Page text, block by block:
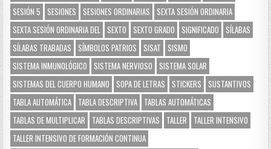
SESIÓN 5
SESIONES SESIONES ORDINARIAS
SEXTA SESIÓN ORDINARIA
SEXTA SESIÓN ORDINARIA DEL
SEXTO SEXTO GRADO SIGNIFICADO
SÍLABAS
SÍLABAS TRABADAS
SÍMBOLOS PATRIOS SISAT
SISMO
SISTEMA INMUNOLÓGICO
SISTEMA NERVIOSO
SISTEMA SOLAR
SISTEMAS DEL CUERPO HUMANO
SOPA DE LETRAS STICKERS
SUSTANTIVOS
TABLA AUTOMÁTICA TABLA DESCRIPTIVA TABLAS AUTOMÁTICAS
TABLAS DE MULTIPLICAR
TABLAS DESCRIPTIVAS TALLER
TALLER INTENSIVO
TALLER INTENSIVO DE FORMACIÓN CONTINUA